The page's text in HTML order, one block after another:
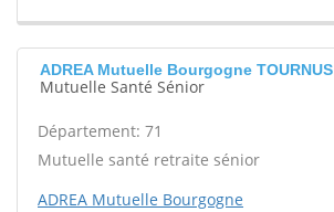
ADREA Mutuelle Bourgogne TOURNUS
Mutuelle Santé Sénior
Département: 71
Mutuelle santé retraite sénior
ADREA Mutuelle Bourgogne